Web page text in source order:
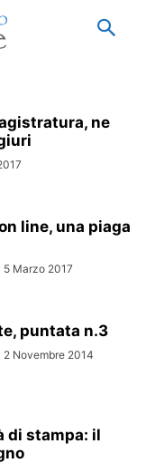
ne
line, una piaga
5 Marzo 2017
puntata n.3
2 Novembre 2014
di stampa: il